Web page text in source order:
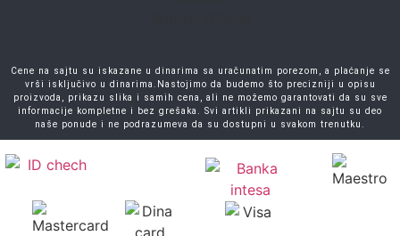
Cene na sajtu su iskazane u dinarima sa uračunatim porezom, a plaćanje se
vrši isključivo u dinarima.Nastojimo da budemo što precizniji u opisu
proizvoda, prikazu slika i samih cena, ali ne možemo garantovati da su sve
informacije kompletne i bez grešaka. Svi artikli prikazani na sajtu su deo
naše ponude i ne podrazumeva da su dostupni u svakom trenutku.